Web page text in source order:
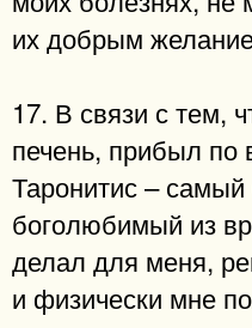
их добрым
17. В связи с тем,
печень, прибыл по
Таронитис –
боголюбимый из
делал для меня,
и физически мне